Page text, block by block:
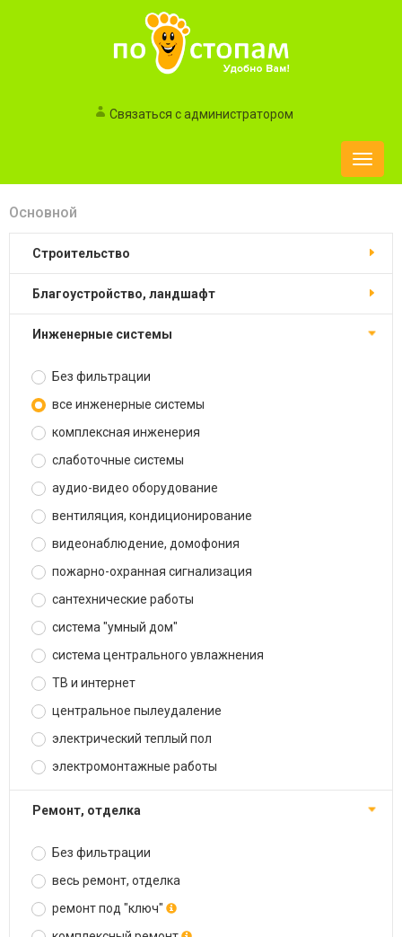
Связаться с администратором
Toggle
Основной
строительство
благоустройство, ландшафт
инженерные системы
Без фильтрации
все инженерные системы
комплексная инженерия
слаботочные системы
аудио-видео оборудование
вентиляция, кондиционирование
видеонаблюдение, домофония
пожарно-охранная сигнализация
сантехнические работы
система "умный дом"
система центрального увлажнения
ТВ и интернет
центральное пылеудаление
электрический теплый пол
электромонтажные работы
ремонт, отделка
Без фильтрации
весь ремонт, отделка
ремонт под "ключ"